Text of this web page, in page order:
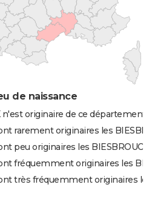
de naissance
n'est originaire de ce département
rarement originaires les
peu originaires les
fréquemment originaires les
très fréquemment originaires